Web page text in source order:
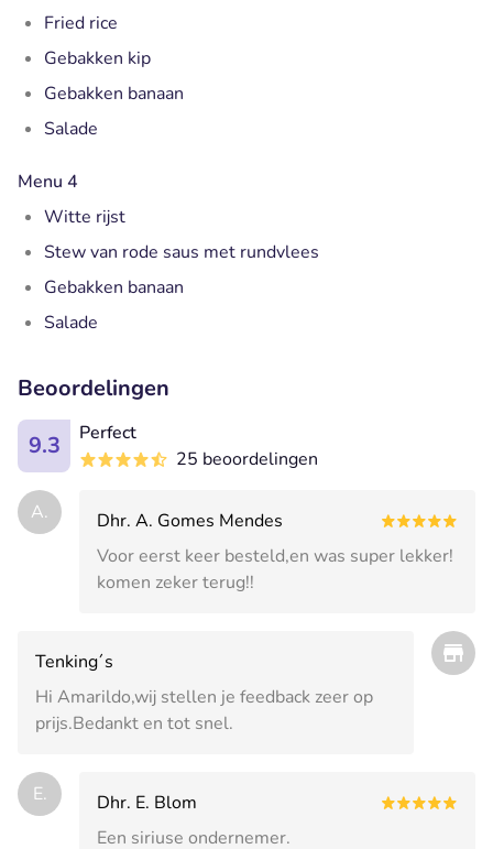
Fried rice
Gebakken kip
Gebakken banaan
Salade
Menu 4
Witte rijst
Stew van rode saus met rundvlees
Gebakken banaan
Salade
Beoordelingen
9.3
Perfect
25 beoordelingen
A.
Dhr. A. Gomes Mendes
Voor eerst keer besteld,en was super lekker!
komen zeker terug!!
Tenking´s
Hi Amarildo,wij stellen je feedback zeer op
prijs.Bedankt en tot snel.
E.
Dhr. E. Blom
Een siriuse ondernemer.